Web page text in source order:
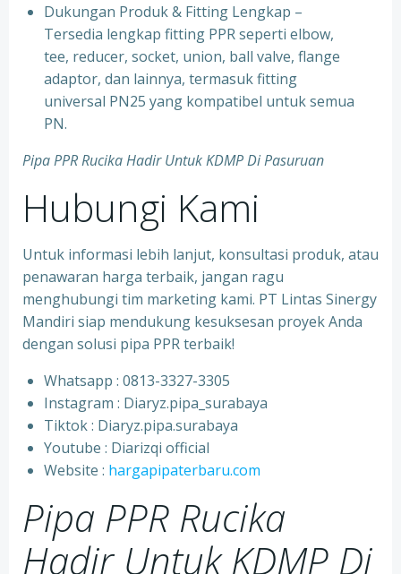
⁠Dukungan Produk & Fitting Lengkap –
Tersedia lengkap fitting PPR seperti elbow,
tee, reducer, socket, union, ball valve, flange
adaptor, dan lainnya, termasuk fitting
universal PN25 yang kompatibel untuk semua
PN.
Pipa PPR Rucika Hadir Untuk KDMP Di Pasuruan
Hubungi Kami
Untuk informasi lebih lanjut, konsultasi produk, atau
penawaran harga terbaik, jangan ragu
menghubungi tim marketing kami. PT Lintas Sinergy
Mandiri siap mendukung kesuksesan proyek Anda
dengan solusi pipa PPR terbaik!
Whatsapp : 0813-3327-3305
⁠Instagram : Diaryz.pipa_surabaya
⁠Tiktok : Diaryz.pipa.surabaya
⁠Youtube : Diarizqi official
⁠Website : hargapipaterbaru.com
Pipa PPR Rucika
Hadir Untuk KDMP Di